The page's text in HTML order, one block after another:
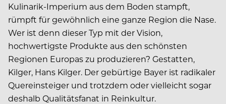
Kulinarik-Imperium aus dem Boden stampft,
rümpft für gewöhnlich eine ganze Region die Nase.
Wer ist denn dieser Typ mit der Vision,
hochwertigste Produkte aus den schönsten
Regionen Europas zu produzieren? Gestatten,
Kilger, Hans Kilger. Der gebürtige Bayer ist radikaler
Quereinsteiger und trotzdem oder vielleicht sogar
deshalb Qualitätsfanat in Reinkultur.